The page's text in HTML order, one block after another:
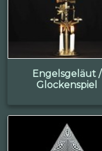
Engelsgeläut /
Glockenspiel